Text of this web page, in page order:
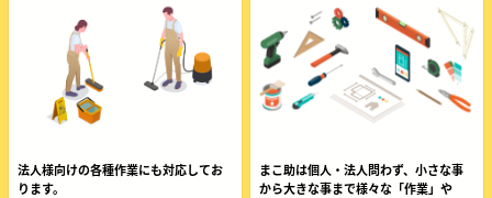
法人様向けの各種作業にも対応してお
ります。
まこ助は個人・法人問わず、小さな事
から大きな事まで様々な「作業」や